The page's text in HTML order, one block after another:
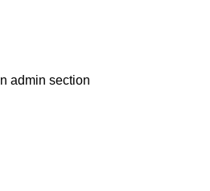
admin section